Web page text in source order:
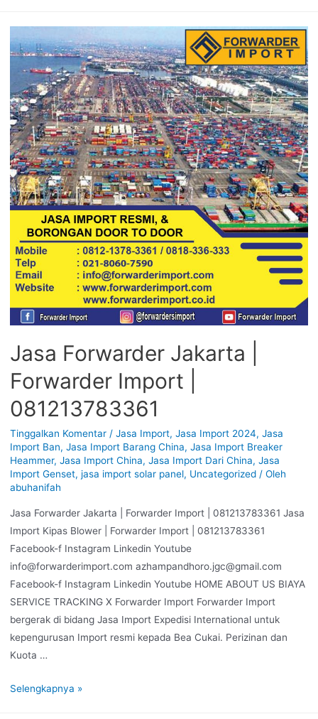
Jasa Forwarder Jakarta |
Forwarder Import |
081213783361
Tinggalkan Komentar / Jasa Import, Jasa Import 2024, Jasa
Import Ban, Jasa Import Barang China, Jasa Import Breaker
Heammer, Jasa Import China, Jasa Import Dari China, Jasa
Import Genset, jasa import solar panel, Uncategorized/ Oleh
abuhanifah
Jasa Forwarder Jakarta | Forwarder Import | 081213783361 Jasa
Import Kipas Blower | Forwarder Import | 081213783361
Facebook-f Instagram Linkedin Youtube
info@forwarderimport.com azhampandhoro.jgc@gmail.com
Facebook-f Instagram Linkedin Youtube HOME ABOUT US BIAYA
SERVICE TRACKING X Forwarder Import Forwarder Import
bergerak di bidang Jasa Import Expedisi International untuk
kepengurusan Import resmi kepada Bea Cukai. Perizinan dan
Kuota …
Selengkapnya »